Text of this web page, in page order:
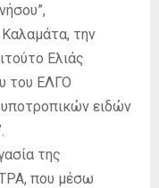
την
Ελιάς
του ΕΛΓΟ
ειδών
της
που μέσω